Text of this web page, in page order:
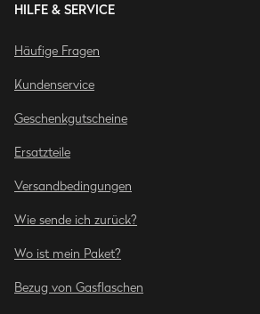
HILFE & SERVICE
Häufige Fragen
Kundenservice
Geschenkgutscheine
Ersatzteile
Versandbedingungen
Wie sende ich zurück?
Wo ist mein Paket?
Bezug von Gasflaschen